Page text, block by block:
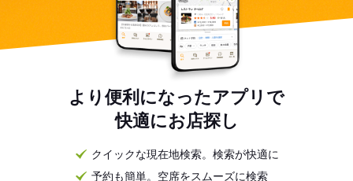
より便利になったアプリで
快適にお店探し
クイックな現在地検索。検索が快適に
予約も簡単。空席をスムーズに検索